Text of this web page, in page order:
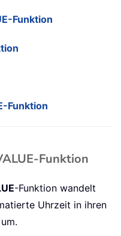
Funktion
Funktion
Funktion
-Funktion wandelt
Uhrzeit in ihren